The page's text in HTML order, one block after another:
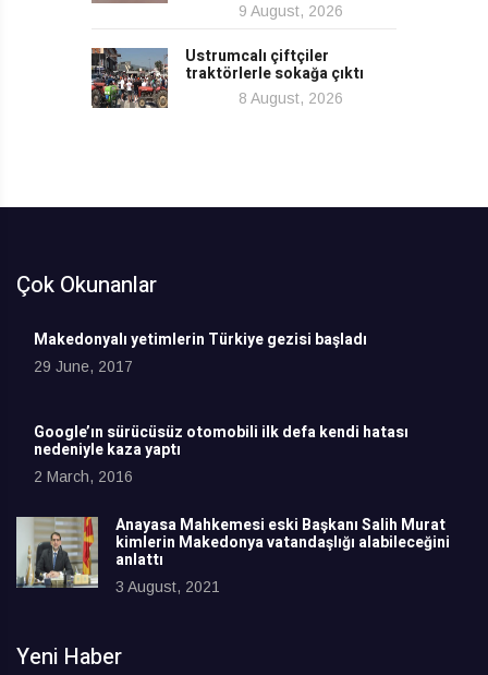
9 August, 2026
Ustrumcalı çiftçiler
traktörlerle sokağa çıktı
8 August, 2026
Çok Okunanlar
Makedonyalı yetimlerin Türkiye gezisi başladı
29 June, 2017
Google’ın sürücüsüz otomobili ilk defa kendi hatası
nedeniyle kaza yaptı
2 March, 2016
Anayasa Mahkemesi eski Başkanı Salih Murat
kimlerin Makedonya vatandaşlığı alabileceğini
anlattı
3 August, 2021
Yeni Haber